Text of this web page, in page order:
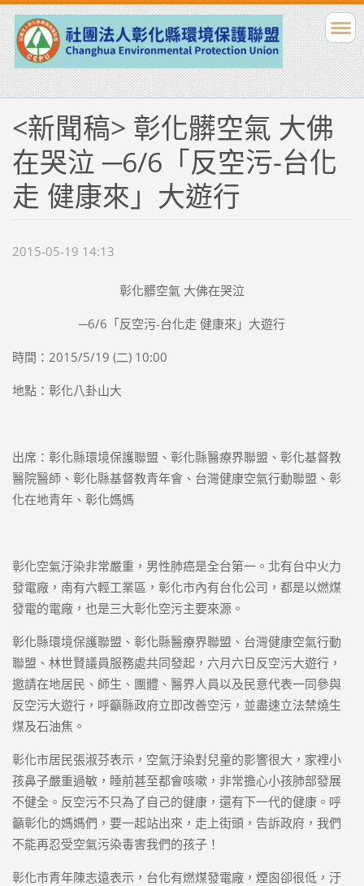
<新聞稿> 彰化髒空氣 大佛
在哭泣 ─6/6「反空污-台化
走 健康來」大遊行
2015-05-19 14:13
彰化髒空氣 大佛在哭泣
─6/6「反空污-台化走 健康來」大遊行
時間：2015/5/19 (二) 10:00
地點：彰化八卦山大
出席：彰化縣環境保護聯盟、彰化縣醫療界聯盟、彰化基督教
醫院醫師、彰化縣基督教青年會、台灣健康空氣行動聯盟、彰
化在地青年、彰化媽媽
彰化空氣汙染非常嚴重，男性肺癌是全台第一。北有台中火力
發電廠，南有六輕工業區，彰化市內有台化公司，都是以燃煤
發電的電廠，也是三大彰化空污主要來源。
彰化縣環境保護聯盟、彰化縣醫療界聯盟、台灣健康空氣行動
聯盟、林世賢議員服務處共同發起，六月六日反空污大遊行，
邀請在地居民、師生、團體、醫界人員以及民意代表一同參與
反空污大遊行，呼籲縣政府立即改善空污，並盡速立法禁燒生
煤及石油焦。
彰化市居民張淑芬表示，空氣汙染對兒童的影響很大，家裡小
孩鼻子嚴重過敏，睡前甚至都會咳嗽，非常擔心小孩肺部發展
不健全。反空污不只為了自己的健康，還有下一代的健康。呼
籲彰化的媽媽們，要一起站出來，走上街頭，告訴政府，我們
不能再忍受空氣污染毒害我們的孩子！
彰化市青年陳志遠表示，台化有燃煤發電廠，煙囪卻很低，汙